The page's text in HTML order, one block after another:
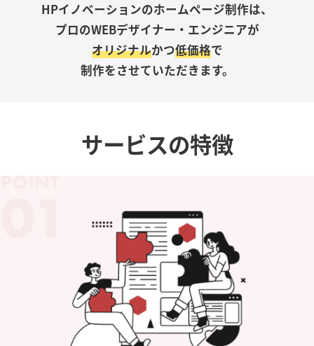
HPイノベーションのホームページ制作は、
プロのWEBデザイナー・エンジニアが
オリジナルかつ低価格で
制作をさせていただきます。
サービスの特徴